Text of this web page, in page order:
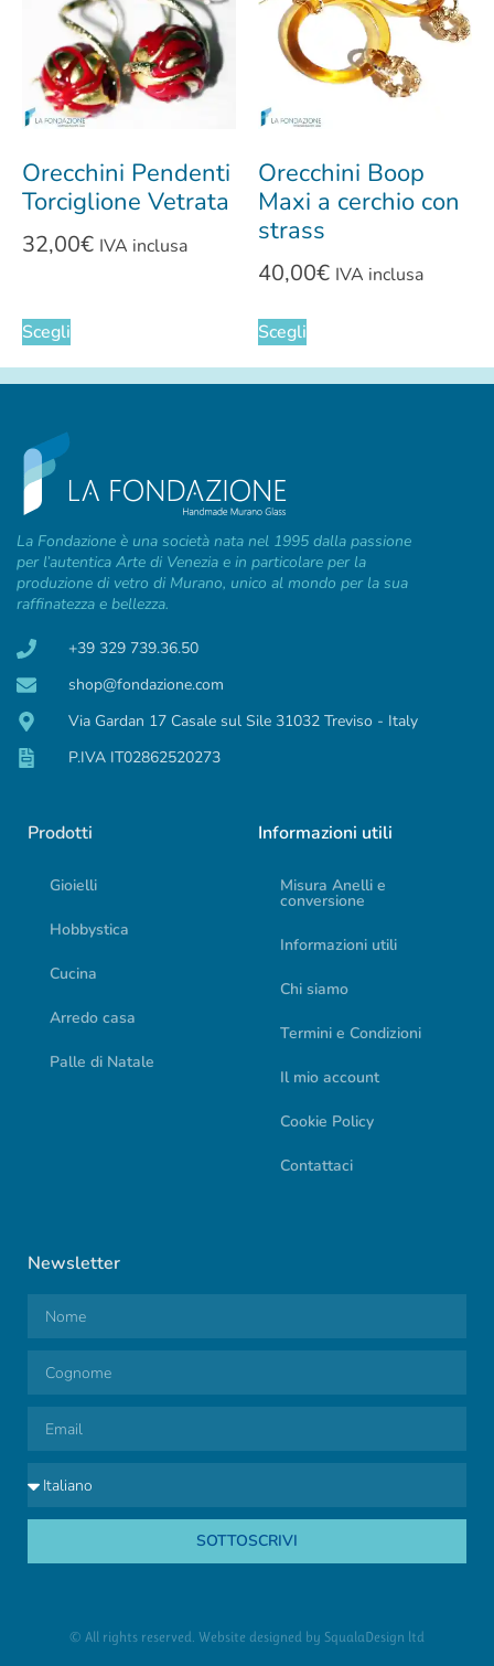
Orecchini Pendenti
Torciglione Vetrata
32,00€ IVA inclusa
Scegli
Orecchini Boop
Maxi a cerchio con
strass
40,00€ IVA inclusa
Scegli
La Fondazione è una società nata nel 1995 dalla passione
per l’autentica Arte di Venezia e in particolare per la
produzione di vetro di Murano, unico al mondo per la sua
raffinatezza e bellezza.
+39 329 739.36.50
shop@fondazione.com
Via Gardan 17 Casale sul Sile 31032 Treviso - Italy
P.IVA IT02862520273
Prodotti
Gioielli
Hobbystica
Cucina
Arredo casa
Palle di Natale
Informazioni utili
Misura Anelli e
conversione
Informazioni utili
Chi siamo
Termini e Condizioni
Il mio account
Cookie Policy
Contattaci
Newsletter
SOTTOSCRIVI
© All rights reserved. Website designed by SqualaDesign ltd